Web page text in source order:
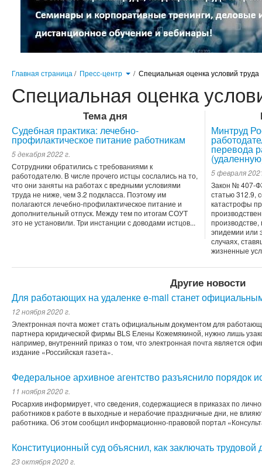
Главная страница / Пресс-центр / Специальная оценка условий труда
Специальная оценка
Тема дня
Судебная практика: лечебно-
профилактическое питание работникам
5 декабря 2022 г.
Сотрудники обратились с требованиями к
работодателю. В числе прочего истцы сослались на то,
что они заняты на работах с вредными условиями
труда не ниже, чем 3.2 подкласса. Поэтому им
полагаются лечебно-профилактическое питание и
дополнительный отпуск. Между тем по итогам СОУТ
это не установили. Три инстанции с доводами истцов...
Минтруд
перевода
5 февраля
Закон № 407-
статью 312.9,
катастрофы
эпидемии или
случаях,
жизненные
Другие новости
Для работающих на удаленке e-mail станет
12 ноября 2020 г.
Электронная почта может стать официальным документом для
партнера юридической фирмы BLS Елены Кожемякиной, нужно лишь
например, внутренний приказ о том, что электронная почта является
издание «Российская газета».
Федеральное архивное агентство разъяснило порядок
11 ноября 2020 г.
Росархив информирует, что сведения, содержащиеся в приказах по
работников к работе в выходные и нерабочие праздничные дни, не
работника. Об этом сообщил информационно-правовой портал
Конституционный суд объяснил, как заключать
23 октября 2020 г.